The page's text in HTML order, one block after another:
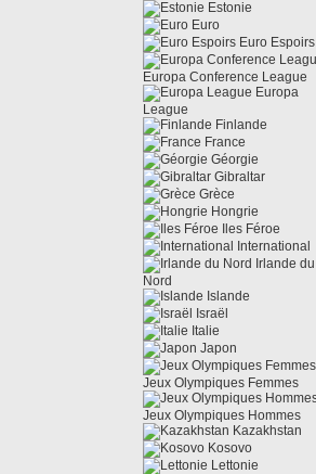
Estonie
Euro
Euro Espoirs
Europa Conference League
Europa
League
Finlande
France
Géorgie
Gibraltar
Grèce
Hongrie
Iles Féroe
International
Irlande du
Nord
Islande
Israël
Italie
Japon
Jeux Olympiques Femmes
Jeux Olympiques Hommes
Kazakhstan
Kosovo
Lettonie